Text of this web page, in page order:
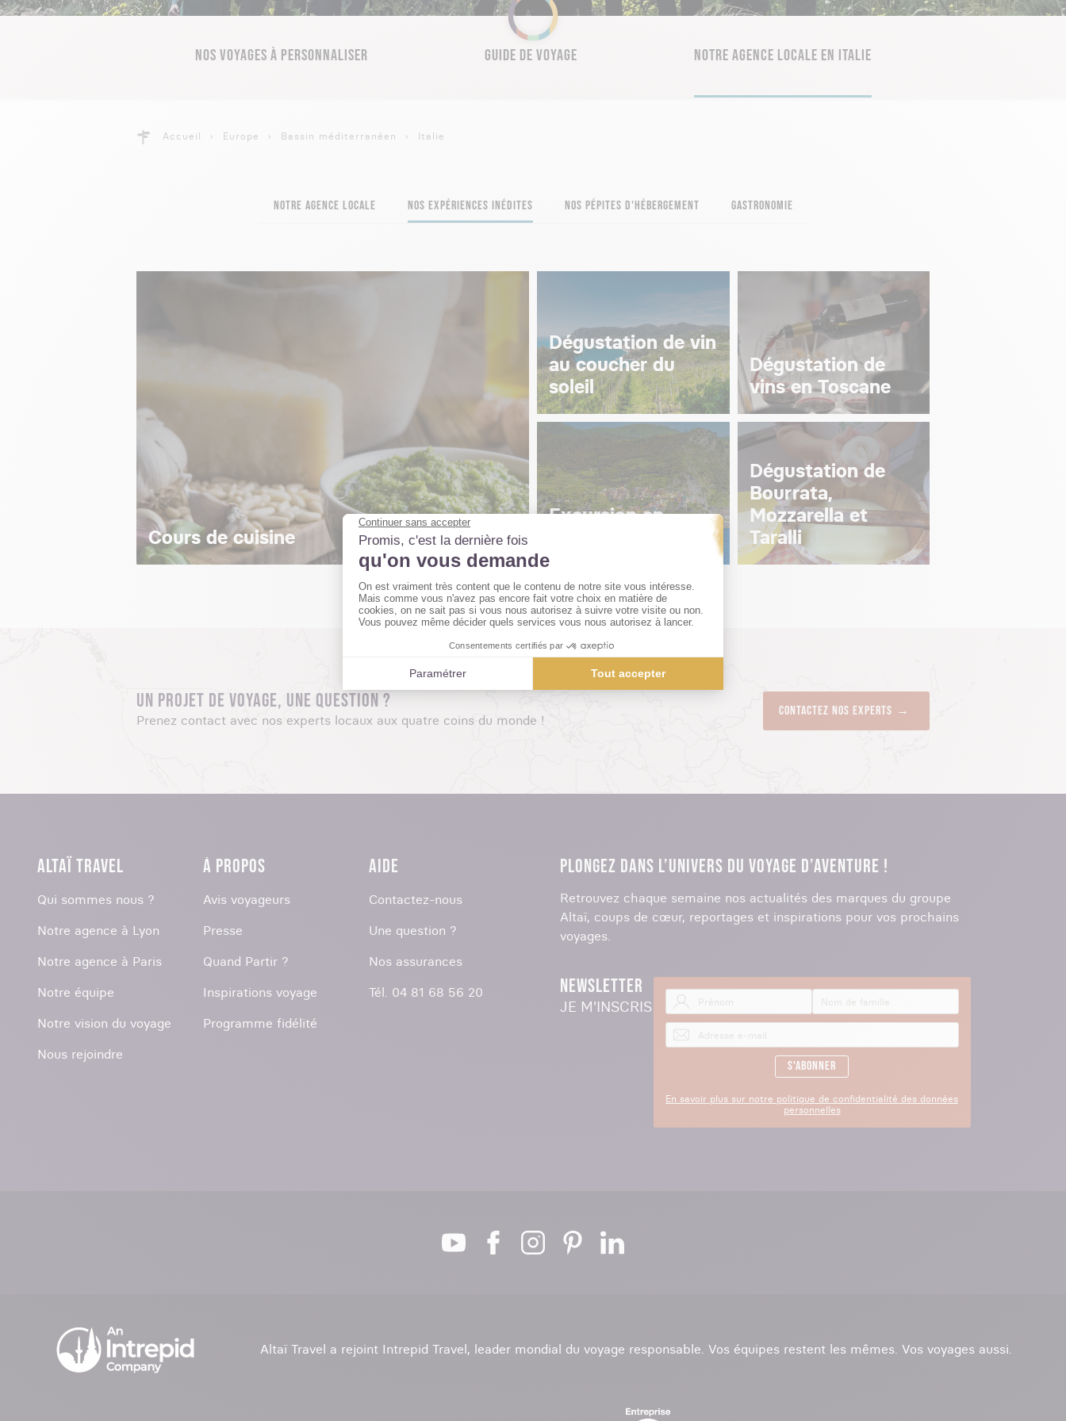
NOS VOYAGES À PERSONNALISER GUIDE DE VOYAGE NOTRE AGENCE LOCALE EN ITALIE
Accueil Europe Bassin méditerranéen Italie
NOTRE AGENCE LOCALE NOS EXPÉRIENCES INÉDITES NOS PÉPITES D'HÉBERGEMENT GASTRONOMIE
Cours de cuisine
Dégustation de vin
au coucher du
soleil
Dégustation de
vins en Toscane
Excursion en
Dégustation de
Bourrata,
Mozzarella et
Taralli
UN PROJET DE VOYAGE, UNE QUESTION ?
Prenez contact avec nos experts locaux aux quatre coins du monde !
Contactez nos experts
ALTAÏ TRAVEL
Qui sommes nous ?
Notre agence à Lyon
Notre agence à Paris
Notre équipe
Notre vision du voyage
Nous rejoindre
À PROPOS
Avis voyageurs
Presse
Quand Partir ?
Inspirations voyage
Programme fidélité
AIDE
Contactez-nous
Une question ?
Nos assurances
Tél. 04 81 68 56 20
PLONGEZ DANS L’UNIVERS DU VOYAGE D’AVENTURE !
Retrouvez chaque semaine nos actualités des marques du groupe
Altaï, coups de cœur, reportages et inspirations pour vos prochains
voyages.
NEWSLETTER
JE M'INSCRIS
S'abonner
En savoir plus sur notre politique de confidentialité des données
personnelles
Altaï Travel a rejoint Intrepid Travel, leader mondial du voyage responsable. Vos équipes restent les mêmes. Vos voyages aussi.